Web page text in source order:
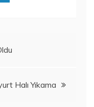
Halı Yıkama